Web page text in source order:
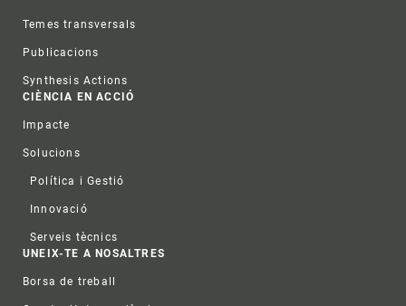
Temes transversals
Publicacions
Synthesis Actions
CIÈNCIA EN ACCIÓ
Impacte
Solucions
Política i Gestió
Innovació
Serveis tècnics
UNEIX-TE A NOSALTRES
Borsa de treball